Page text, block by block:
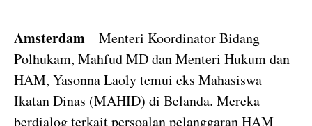
Amsterdam– Menteri Koordinator Bidang
Polhukam, Mahfud MD dan Menteri Hukum dan
HAM, Yasonna Laoly temui eks Mahasiswa
Ikatan Dinas (MAHID) di Belanda. Mereka
berdialog terkait persoalan pelanggaran HAM